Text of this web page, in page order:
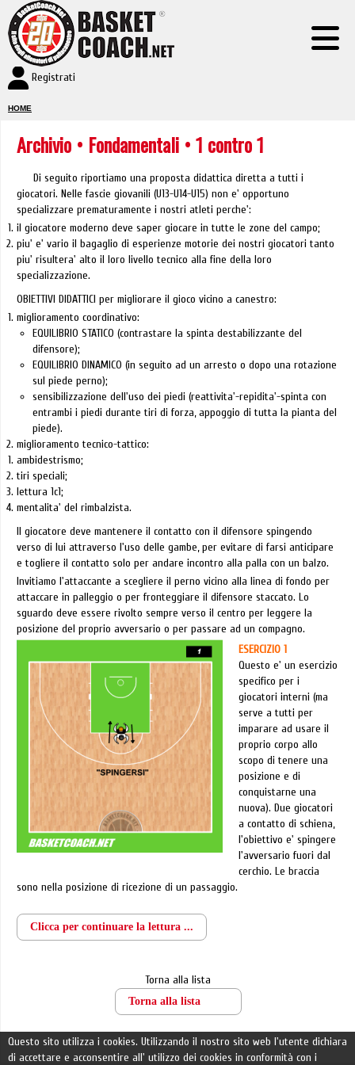
Registrati
HOME
Archivio • Fondamentali • 1 contro 1
Di seguito riportiamo una proposta didattica diretta a tutti i
giocatori. Nelle fascie giovanili (U13-U14-U15) non e' opportuno
specializzare prematuramente i nostri atleti perche':
il giocatore moderno deve saper giocare in tutte le zone del campo;
piu' e' vario il bagaglio di esperienze motorie dei nostri giocatori tanto
piu' risultera' alto il loro livello tecnico alla fine della loro
specializzazione.
OBIETTIVI DIDATTICI per migliorare il gioco vicino a canestro:
miglioramento coordinativo:
EQUILIBRIO STATICO (contrastare la spinta destabilizzante del
difensore);
EQUILIBRIO DINAMICO (in seguito ad un arresto o dopo una rotazione
sul piede perno);
sensibilizzazione dell'uso dei piedi (reattivita'-repidita'-spinta con
entrambi i piedi durante tiri di forza, appoggio di tutta la pianta del
piede).
miglioramento tecnico-tattico:
ambidestrismo;
tiri speciali;
lettura 1c1;
mentalita' del rimbalzista.
Il giocatore deve mantenere il contatto con il difensore spingendo
verso di lui attraverso l'uso delle gambe, per evitare di farsi anticipare
e togliere il contatto solo per andare incontro alla palla con un balzo.
Invitiamo l'attaccante a scegliere il perno vicino alla linea di fondo per
attaccare in palleggio o per fronteggiare il difensore staccato. Lo
sguardo deve essere rivolto sempre verso il centro per leggere la
posizione del proprio avversario o per passare ad un compagno.
ESERCIZIO 1
Questo e' un esercizio
specifico per i
giocatori interni (ma
serve a tutti per
imparare ad usare il
proprio corpo allo
scopo di tenere una
posizione e di
conquistarne una
nuova). Due giocatori
a contatto di schiena,
l'obiettivo e' spingere
l'avversario fuori dal
cerchio. Le braccia
sono nella posizione di ricezione di un passaggio.
Clicca per continuare la lettura ...
Torna alla lista
Torna alla lista
Questo sito utilizza i cookies. Utilizzando il nostro sito web l'utente dichiara
di accettare e acconsentire all' utilizzo dei cookies in conformità con i